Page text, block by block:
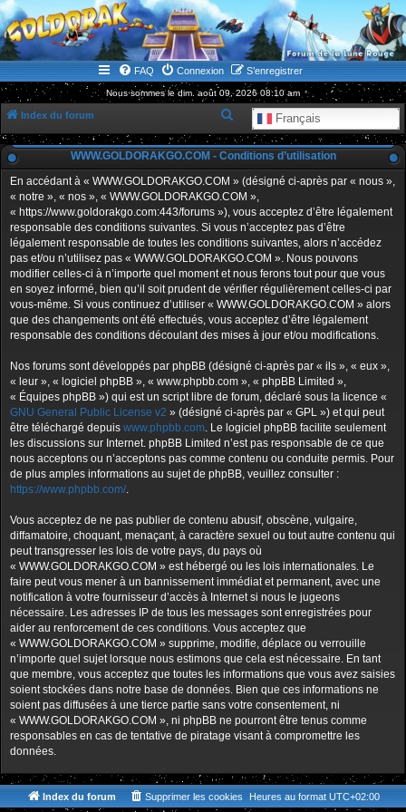
WWW.GOLDORAKGO.COM
le site de la Lune Rouge
FAQ Connexion S’enregistrer
Nous sommes le dim. août 09, 2026 08:10 am
Index du forum Français
e
c
h
e
r
c
e
r
WWW.GOLDORAKGO.COM - Conditions d’utilisation
En accédant à « WWW.GOLDORAKGO.COM » (désigné ci-après par « nous »,
« notre », « nos », « WWW.GOLDORAKGO.COM »,
« https://www.goldorakgo.com:443/forums »), vous acceptez d’être légalement
responsable des conditions suivantes. Si vous n’acceptez pas d’être
légalement responsable de toutes les conditions suivantes, alors n’accédez
pas et/ou n’utilisez pas « WWW.GOLDORAKGO.COM ». Nous pouvons
modifier celles-ci à n’importe quel moment et nous ferons tout pour que vous
en soyez informé, bien qu’il soit prudent de vérifier régulièrement celles-ci par
vous-même. Si vous continuez d’utiliser « WWW.GOLDORAKGO.COM » alors
que des changements ont été effectués, vous acceptez d’être légalement
responsable des conditions découlant des mises à jour et/ou modifications.
Nos forums sont développés par phpBB (désigné ci-après par « ils », « eux »,
« leur », « logiciel phpBB », « www.phpbb.com », « phpBB Limited »,
« Équipes phpBB ») qui est un script libre de forum, déclaré sous la licence «
GNU General Public License v2 » (désigné ci-après par « GPL ») et qui peut
être téléchargé depuis www.phpbb.com. Le logiciel phpBB facilite seulement
les discussions sur Internet. phpBB Limited n’est pas responsable de ce que
nous acceptons ou n’acceptons pas comme contenu ou conduite permis. Pour
de plus amples informations au sujet de phpBB, veuillez consulter :
https://www.phpbb.com/.
Vous acceptez de ne pas publier de contenu abusif, obscène, vulgaire,
diffamatoire, choquant, menaçant, à caractère sexuel ou tout autre contenu qui
peut transgresser les lois de votre pays, du pays où
« WWW.GOLDORAKGO.COM » est hébergé ou les lois internationales. Le
faire peut vous mener à un bannissement immédiat et permanent, avec une
notification à votre fournisseur d’accès à Internet si nous le jugeons
nécessaire. Les adresses IP de tous les messages sont enregistrées pour
aider au renforcement de ces conditions. Vous acceptez que
« WWW.GOLDORAKGO.COM » supprime, modifie, déplace ou verrouille
n’importe quel sujet lorsque nous estimons que cela est nécessaire. En tant
que membre, vous acceptez que toutes les informations que vous avez saisies
soient stockées dans notre base de données. Bien que ces informations ne
soient pas diffusées à une tierce partie sans votre consentement, ni
« WWW.GOLDORAKGO.COM », ni phpBB ne pourront être tenus comme
responsables en cas de tentative de piratage visant à compromettre les
données.
Index du forum Heures au format UTC+02:00
Supprimer les cookies